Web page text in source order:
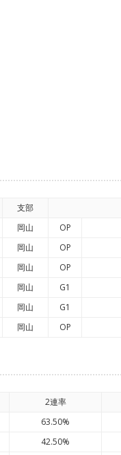
支部
岡山 OP
岡山 OP
岡山 OP
岡山 G1
岡山 G1
岡山 OP
2連率
63.50%
42.50%